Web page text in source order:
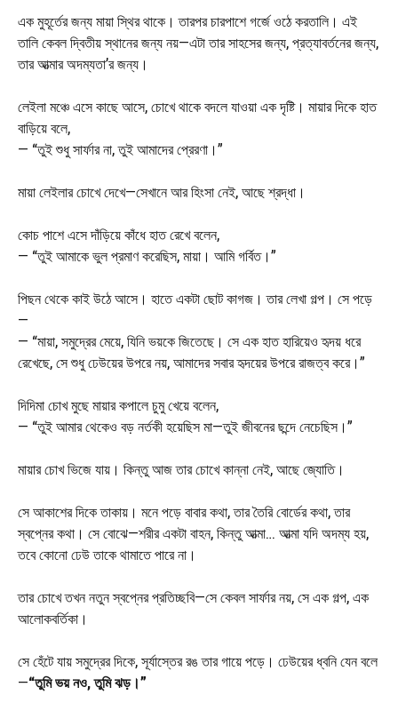
এক মুহূর্তের জন্য মায়া স্থির থাকে। তারপর চারপাশে গর্জে ওঠে করতালি। এই
তালি কেবল দ্বিতীয় স্থানের জন্য নয়—এটা তার সাহসের জন্য, প্রত্যাবর্তনের জন্য,
তার আত্মার অদম্যতা’র জন্য।
লেইলা মঞ্চে এসে কাছে আসে, চোখে থাকে বদলে যাওয়া এক দৃষ্টি। মায়ার দিকে হাত
বাড়িয়ে বলে,
— “তুই শুধু সার্ফার না, তুই আমাদের প্রেরণা।”
মায়া লেইলার চোখে দেখে—সেখানে আর হিংসা নেই, আছে শ্রদ্ধা।
কোচ পাশে এসে দাঁড়িয়ে কাঁধে হাত রেখে বলেন,
— “তুই আমাকে ভুল প্রমাণ করেছিস, মায়া। আমি গর্বিত।”
পিছন থেকে কাই উঠে আসে। হাতে একটা ছোট কাগজ। তার লেখা গল্প। সে পড়ে
—
— “মায়া, সমুদ্রের মেয়ে, যিনি ভয়কে জিতেছে। সে এক হাত হারিয়েও হৃদয় ধরে
রেখেছে, সে শুধু ঢেউয়ের উপরে নয়, আমাদের সবার হৃদয়ের উপরে রাজত্ব করে।”
দিদিমা চোখ মুছে মায়ার কপালে চুমু খেয়ে বলেন,
— “তুই আমার থেকেও বড় নর্তকী হয়েছিস মা—তুই জীবনের ছন্দে নেচেছিস।”
মায়ার চোখ ভিজে যায়। কিন্তু আজ তার চোখে কান্না নেই, আছে জ্যোতি।
সে আকাশের দিকে তাকায়। মনে পড়ে বাবার কথা, তার তৈরি বোর্ডের কথা, তার
স্বপ্নের কথা। সে বোঝে—শরীর একটা বাহন, কিন্তু আত্মা… আত্মা যদি অদম্য হয়,
তবে কোনো ঢেউ তাকে থামাতে পারে না।
তার চোখে তখন নতুন স্বপ্নের প্রতিচ্ছবি—সে কেবল সার্ফার নয়, সে এক গল্প, এক
আলোকবর্তিকা।
সে হেঁটে যায় সমুদ্রের দিকে, সূর্যাস্তের রঙ তার গায়ে পড়ে। ঢেউয়ের ধ্বনি যেন বলে
—“তুমি ভয় নও, তুমি ঝড়।”